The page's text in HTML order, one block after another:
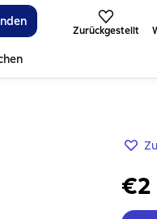
Zurückgestellt
€2